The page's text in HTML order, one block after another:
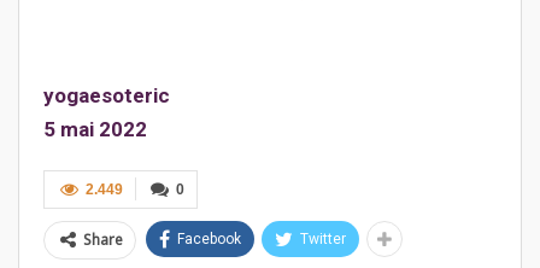
yogaesoteric
5 mai 2022
0
2.449
Share Facebook Twitter